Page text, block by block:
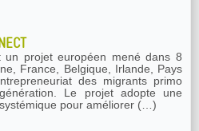
France, Belgique, Irlande, Pays
des migrants primo
Le projet adopte une
pour améliorer (…)